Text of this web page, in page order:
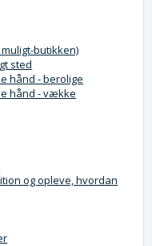
butikken)
sted
hånd - berolige
hånd - vække
og opleve, hvordan